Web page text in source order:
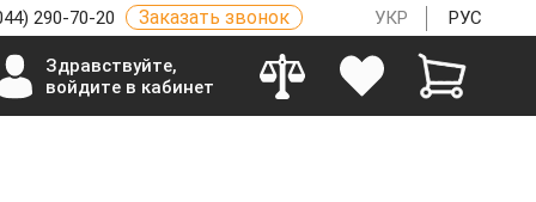
290-70-20 Заказать звонок УКР РУС
Здравствуйте,
войдите в кабинет